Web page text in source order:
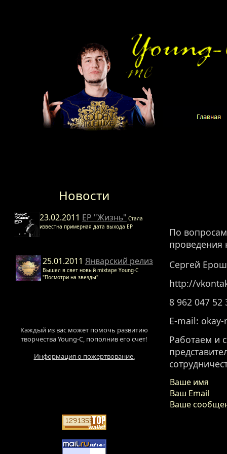
Новости
23.02.2011 EP "Жизнь" Стала
известна примерная дата выхода EP
25.01.2011 Январский релиз
Вышел в свет новый mixtape Young-C
"Посмотри на звезды"
Каждый из вас может помочь развитию
творчества Young-C, пополнив его счет!
Информация о пожертвование.
По
проведения
Сергей
http://
8 962 047 52
E-mail: okay-
Работаем и
Ваше имя
Ваш Email
Ваше